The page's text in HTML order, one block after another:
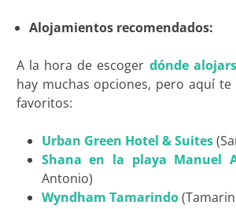
Alojamientos recomendados:
A la hora de escoger dónde
hay muchas opciones, pero aquí
favoritos:
Urban Green Hotel & Suites
Shana en la playa Manuel
Antonio)
Wyndham Tamarindo